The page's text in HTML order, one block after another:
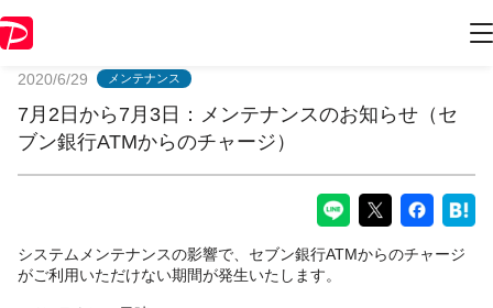
2020/6/29 メンテナンス
7月2日から7月3日：メンテナンスのお知らせ（セ
ブン銀行ATMからのチャージ）
システムメンテナンスの影響で、セブン銀行ATMからのチャージ
がご利用いただけない期間が発生いたします。